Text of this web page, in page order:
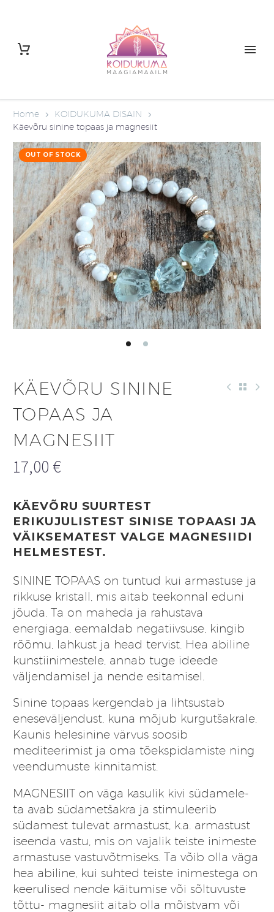
Home
KOIDUKUMA DISAIN
Käevõru sinine topaas ja magnesiit
OUT OF STOCK
KÄEVÕRU SININE
TOPAAS JA
MAGNESIIT
17,00 €
KÄEVÕRU SUURTEST
ERIKUJULISTEST SINISE TOPAASI JA
VÄIKSEMATEST VALGE MAGNESIIDI
HELMESTEST.
SININE TOPAAS on tuntud kui armastuse ja
rikkuse kristall, mis aitab teekonnal eduni
jõuda. Ta on maheda ja rahustava
energiaga, eemaldab negatiivsuse, kingib
rõõmu, lahkust ja head tervist. Hea abiline
kunstiinimestele, annab tuge ideede
väljendamisel ja nende esitamisel.
Sinine topaas kergendab ja lihtsustab
eneseväljendust, kuna mõjub kurgutšakrale.
Kaunis helesinine värvus soosib
mediteerimist ja oma tõekspidamiste ning
veendumuste kinnitamist.
MAGNESIIT on väga kasulik kivi südamele-
ta avab südametšakra ja stimuleerib
südamest tulevat armastust, k.a. armastust
iseenda vastu, mis on vajalik teiste inimeste
armastuse vastuvõtmiseks. Ta võib olla väga
hea abiline, kui suhted teiste inimestega on
keerulised nende käitumise või sõltuvuste
tõttu- magnesiit aitab olla mõistvam või